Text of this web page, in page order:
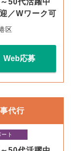
50代活躍中
／Wワーク可
区
Web応募
代行
ート